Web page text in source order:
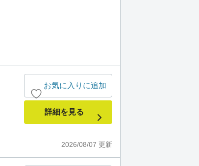
2026/08/07 更新
お気に入りに追加
詳細を見る